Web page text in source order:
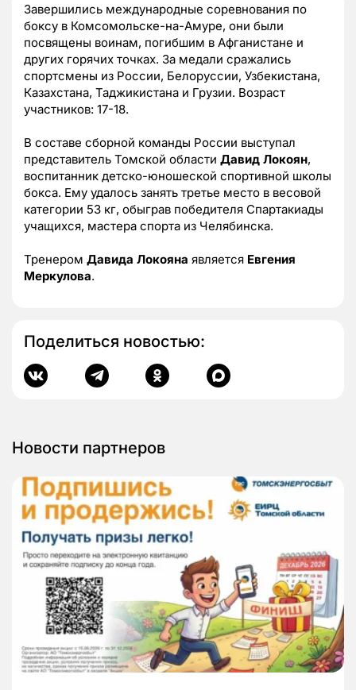
Завершились международные соревнования по
боксу в Комсомольске-на-Амуре, они были
посвящены воинам, погибшим в Афганистане и
других горячих точках. За медали сражались
спортсмены из России, Белоруссии, Узбекистана,
Казахстана, Таджикистана и Грузии. Возраст
участников: 17-18.
В составе сборной команды России выступал
представитель Томской области Давид Локоян,
воспитанник детско-юношеской спортивной школы
бокса. Ему удалось занять третье место в весовой
категории 53 кг, обыграв победителя Спартакиады
учащихся, мастера спорта из Челябинска.
Тренером Давида Локояна является Евгения
Меркулова.
Поделиться новостью:
Новости партнеров